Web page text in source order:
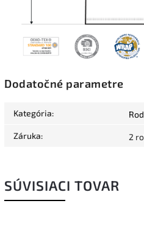
Dodatočné parametre
Kategória:
Záruka: 2
SÚVISIACI TOVAR